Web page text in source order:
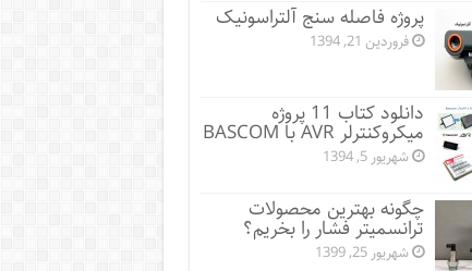
پروژه فاصله سنج آلتراسونیک
فروردین 21, 1394
دانلود کتاب 11 پروژه
میکروکنترلر AVR با BASCOM
شهریور 5, 1394
چگونه بهترین محصولات
ترانسمیتر فشار را بخریم؟
شهریور 25, 1399